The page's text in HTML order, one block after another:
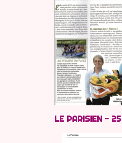
LE PARISIEN - 25